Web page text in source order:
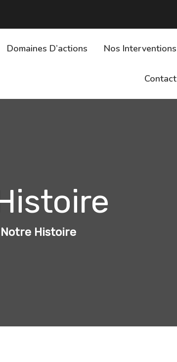
Domaines D’actions Nos Interventions
Contact
Notre Histoire